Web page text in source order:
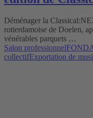
Déménager la
rotterdamoise de Doelen,
vénérables parquets …
Salon professionnel
collectifExportation de